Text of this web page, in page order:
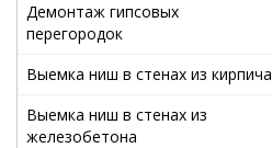
Демонтаж гипсовых
перегородок
Выемка ниш в стенах из кирпича
Выемка ниш в стенах из
железобетона